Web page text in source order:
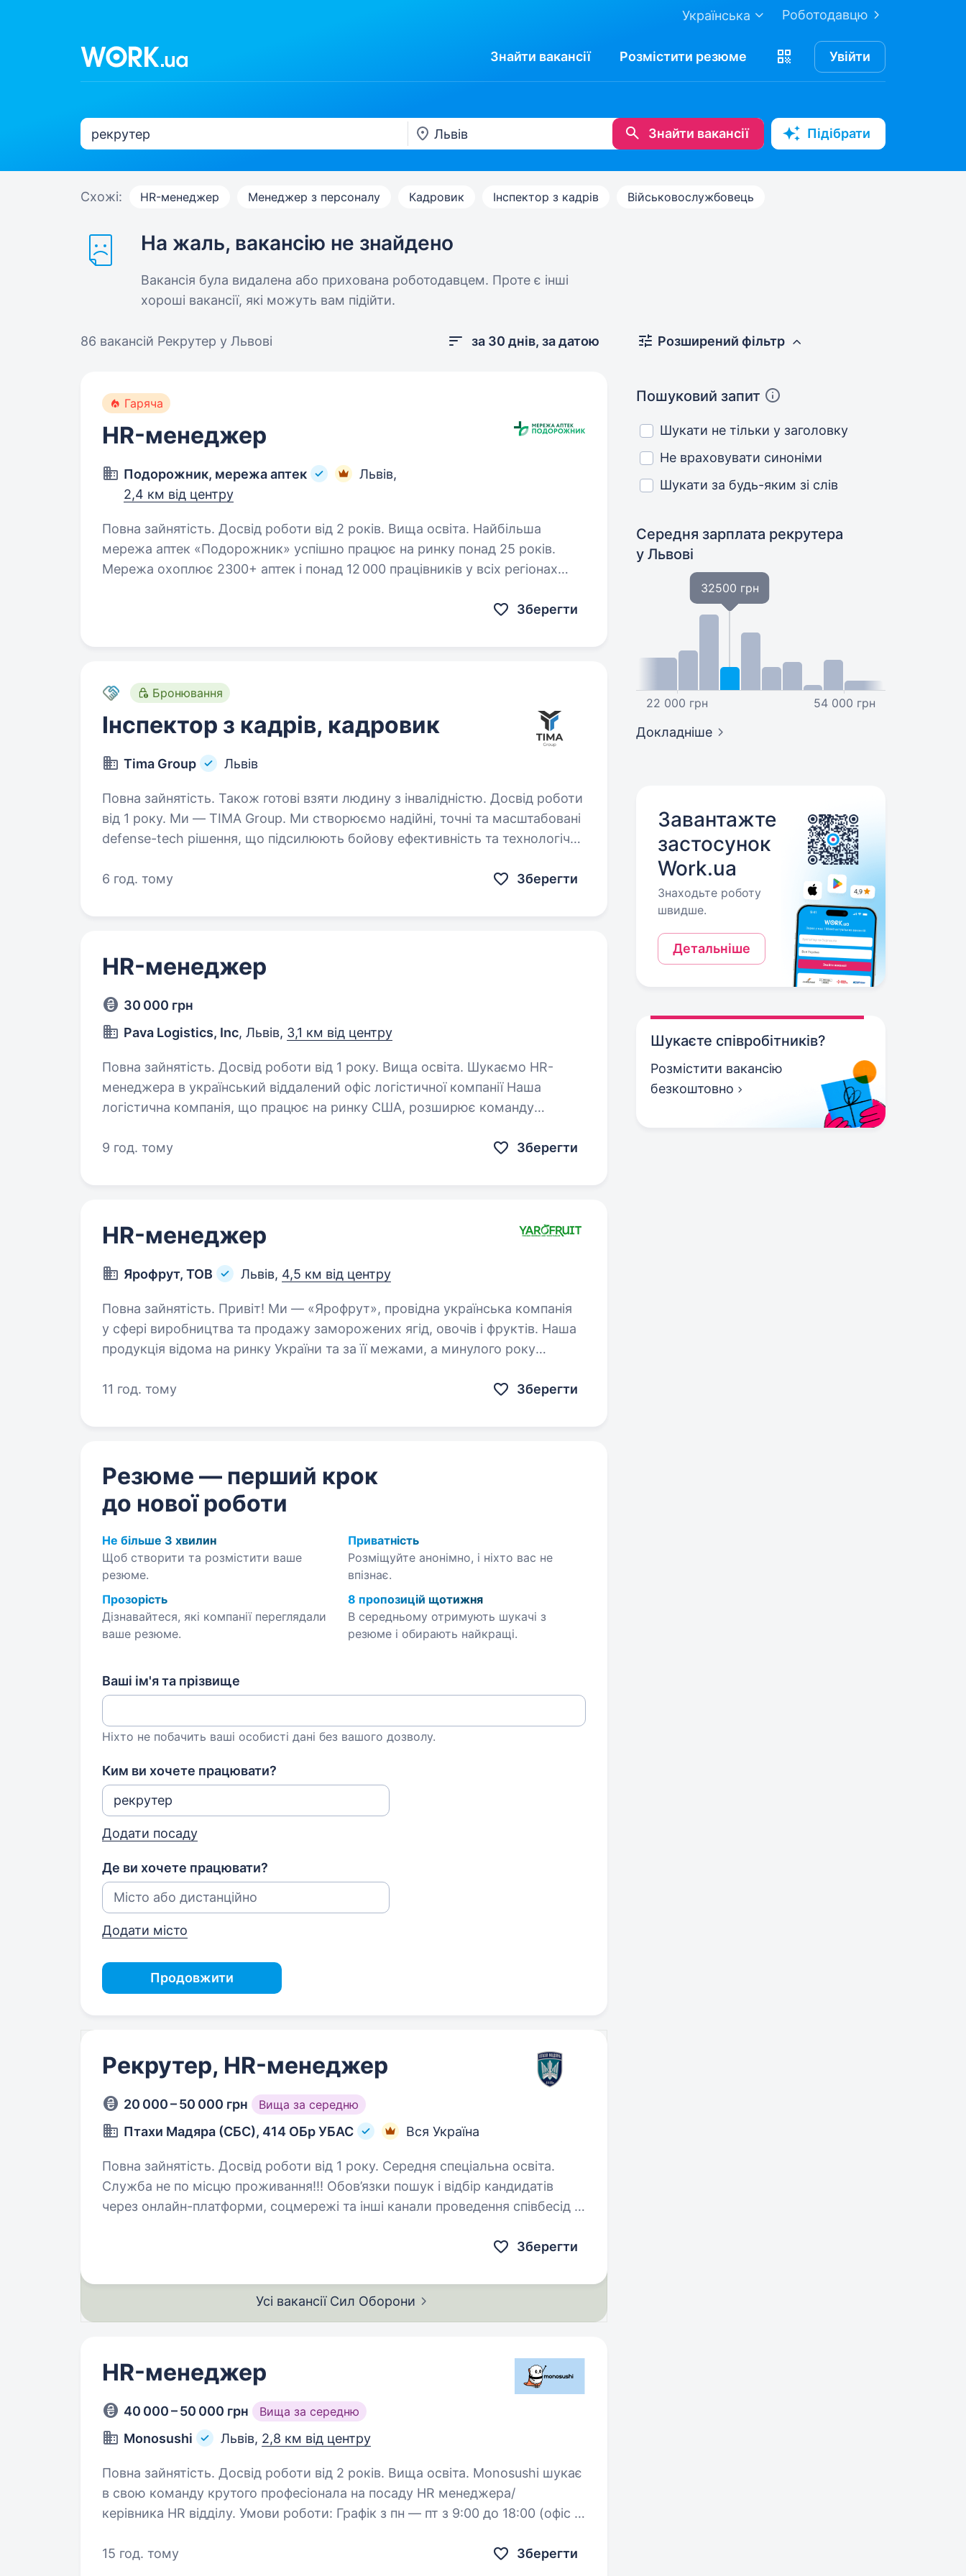
Роботодавцю
Українська
Знайти вакансії Розмістити резюме Увійти
Знайти вакансії Підібрати
Схожі: HR-менеджер Менеджер з персоналу Кадровик Інспектор з кадрів Військовослужбовець
На жаль, вакансію не знайдено
Вакансія була видалена або прихована роботодавцем. Проте є інші
хороші вакансії, які можуть вам підійти.
86 вакансій Рекрутер у Львові за 30 днів, за датою
Гаряча
HR-менеджер
Подорожник, мережа аптек
Львів,
2,4 км від центру
Повна зайнятість. Досвід роботи від 2 років. Вища освіта. Найбільша
мережа аптек «Подорожник» успішно працює на ринку понад 25 років.
Мережа охоплює 2300+ аптек і понад 12 000 працівників у всіх регіонах
Зберегти
Бронювання
Інспектор з кадрів, кадровик
Tima Group Львів
Повна зайнятість. Також готові взяти людину з інвалідністю. Досвід роботи
від 1 року. Ми — TIMA Group. Ми створюємо надійні, точні та масштабовані
defense-tech рішення, що підсилюють бойову ефективність та технологічну
систем…
6 год. тому Зберегти
HR-менеджер
30 000 грн
Pava Logistics, Inc, Львів, 3,1 км від центру
Повна зайнятість. Досвід роботи від 1 року. Вища освіта. Шукаємо HR-
менеджера в український віддалений офіс логістичної компанії Наша
логістична компанія, що працює на ринку США, розширює команду
віддаленою,…
9 год. тому Зберегти
HR-менеджер
Ярофрут, ТОВ Львів, 4,5 км від центру
Повна зайнятість. Привіт! Ми — «Ярофрут», провідна українська компанія
у сфері виробництва та продажу заморожених ягід, овочів і фруктів. Наша
продукція відома на ринку України та за її межами, а минулого року
11 год. тому
Зберегти
Резюме — перший крок
до нової роботи
Не більше 3 хвилин
Щоб створити та розмістити ваше
резюме.
Приватність
Розміщуйте анонімно, і ніхто вас не
впізнає.
Прозорість
Дізнавайтеся, які компанії переглядали
ваше резюме.
8 пропозицій щотижня
В середньому отримують шукачі з
резюме і обирають найкращі.
Ваші ім'я та прізвище
Ніхто не побачить ваші особисті дані без вашого дозволу.
Ким ви хочете працювати?
Додати посаду
Де ви хочете працювати?
Додати місто
Продовжити
Рекрутер, HR-менеджер
20 000 – 50 000 грн Вища за середню
Птахи Мадяра (СБС), 414 ОБр УБАС Вся Україна
Повна зайнятість. Досвід роботи від 1 року. Середня спеціальна освіта.
Служба не по місцю проживання!!! Обов’язки пошук і відбір кандидатів
через онлайн-платформи, соцмережі та інші канали проведення співбесід і
Зберегти
Усі вакансії Сил Оборони
HR-менеджер
40 000 – 50 000 грн Вища за середню
Monosushi Львів, 2,8 км від центру
Повна зайнятість. Досвід роботи від 2 років. Вища освіта. Monosushi шукає
в свою команду крутого професіонала на посаду HR менеджера/
керівника HR відділу. Умови роботи: Графік з пн — пт з 9:00 до 18:00 (офіс +
15 год. тому
Зберегти
Розширений фільтр
Пошуковий запит
Шукати не тільки у заголовку
Не враховувати синоніми
Шукати за будь-яким зі слів
Середня зарплата рекрутера
у Львові
22 000 грн
32500 грн
54 000 грн
Докладніше
Завантажте
застосунок
Work.ua
Знаходьте роботу
швидше.
Детальніше
Шукаєте співробітників?
Розмістити вакансію
безкоштовно